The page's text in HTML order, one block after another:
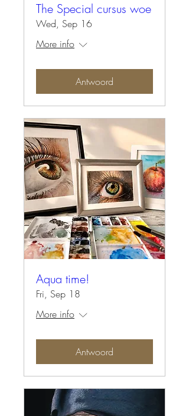
The Special cursus woe
Wed, Sep 16
More info
Antwoord
Aqua time!
Fri, Sep 18
More info
Antwoord